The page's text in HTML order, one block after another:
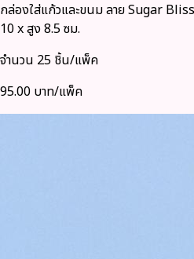
กล่องใส่แก้วและขนม ลาย Sugar
10 x สูง 8.5 ซม.
จำนวน 25 ชิ้น/แพ็ค
95.00 บาท/แพ็ค